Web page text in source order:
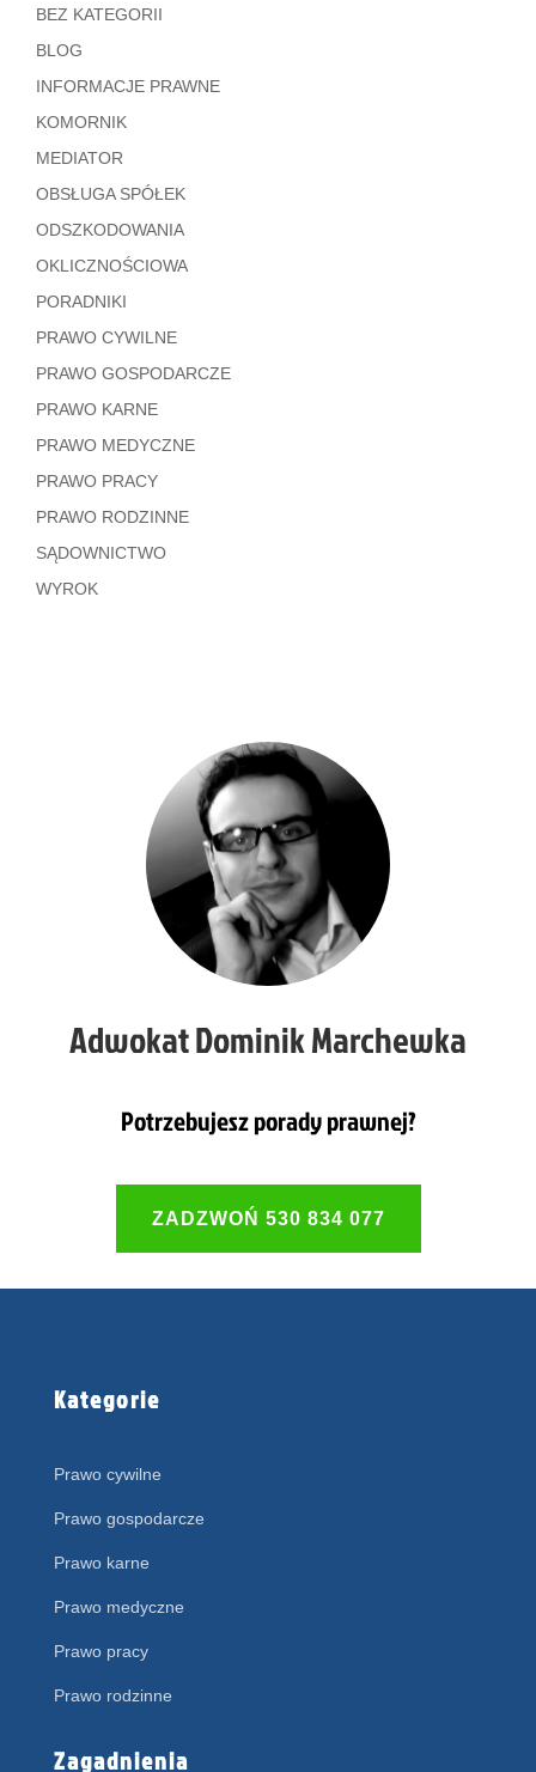
BEZ KATEGORII
BLOG
INFORMACJE PRAWNE
KOMORNIK
MEDIATOR
OBSŁUGA SPÓŁEK
ODSZKODOWANIA
OKLICZNOŚCIOWA
PORADNIKI
PRAWO CYWILNE
PRAWO GOSPODARCZE
PRAWO KARNE
PRAWO MEDYCZNE
PRAWO PRACY
PRAWO RODZINNE
SĄDOWNICTWO
WYROK
Adwokat Dominik Marchewka
Potrzebujesz porady prawnej?
ZADZWOŃ 530 834 077
Kategorie
Prawo cywilne
Prawo gospodarcze
Prawo karne
Prawo medyczne
Prawo pracy
Prawo rodzinne
Zagadnienia
Shares